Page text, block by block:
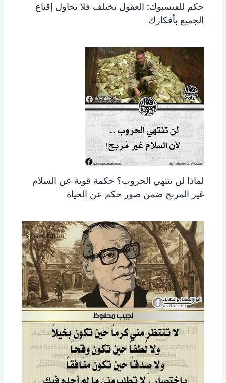
حكم للفيسبوك: العقول تختلف فلا تحاول إقناع
الجميع بأفكارك
لماذا لن تنتهي الحروب؟ حكمة قوية عن السلام
غير المربح ضمن صور حكم عن الحياة